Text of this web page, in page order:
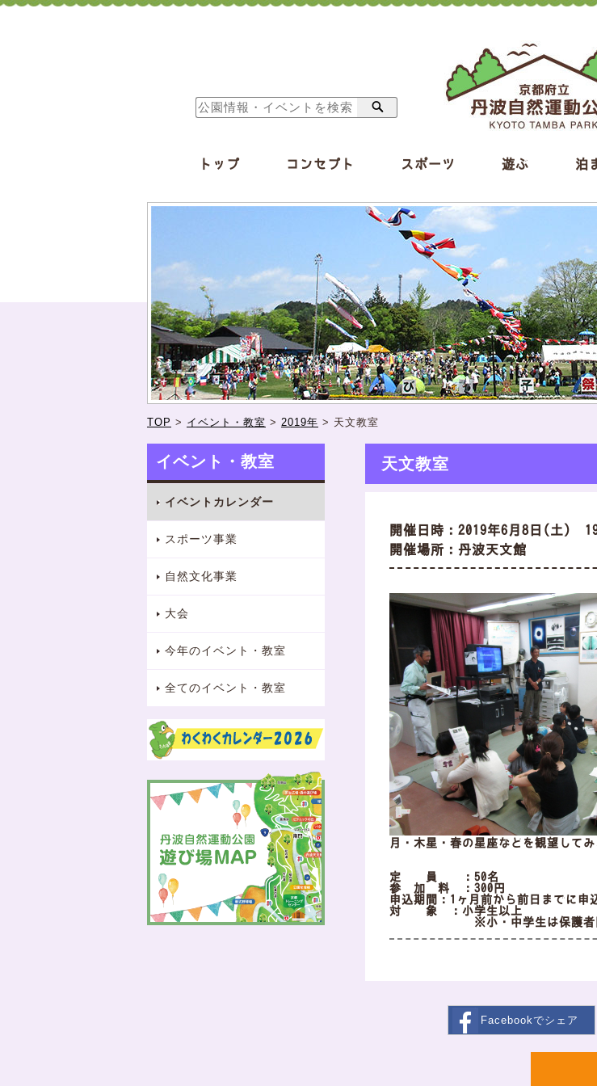
トップ コンセプト スポーツ 遊ぶ 泊
TOP > イベント・教室 > 2019年 > 天文教室
イベント・教室
イベントカレンダー
スポーツ事業
自然文化事業
大会
今年のイベント・教室
全てのイベント・教室
天文教室
開催日時：2019年6月8日(土)
開催場所：丹波天文館
月・木星・春の星座などを観望してみ
定 員 ：50名
参 加 料 ：300円
申込期間：1ヶ月前から前日までに申
対 象 ：小学生以上
※小・中学生は保護者
Facebookでシェア